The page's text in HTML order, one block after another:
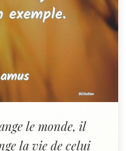
le monde, il
la vie de celui